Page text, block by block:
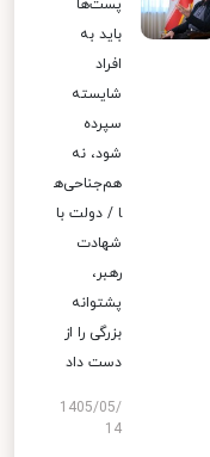
پست‌ها
باید به
افراد
شایسته
سپرده
شود، نه
هم‌جناحی‌ه
ا / دولت با
شهادت
رهبر،
پشتوانه
بزرگی را از
دست داد
1405/05/
14